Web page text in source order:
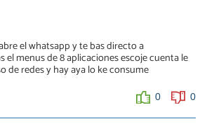
el whatsapp y te bas directo a
menus de 8 aplicaciones escoje cuenta le
de redes y hay aya lo ke consume
0 0